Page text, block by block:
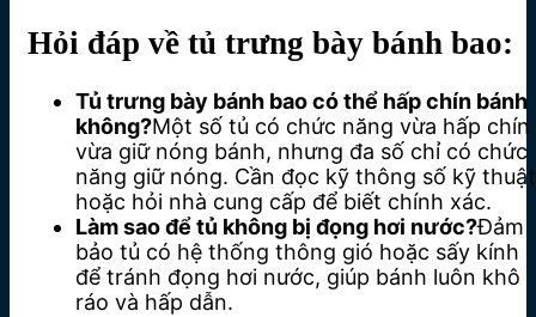
Hỏi đáp về tủ trưng bày bánh bao:
Tủ trưng bày bánh bao có thể hấp chín bánh
không?Một số tủ có chức năng vừa hấp chín
vừa giữ nóng bánh, nhưng đa số chỉ có chức
năng giữ nóng. Cần đọc kỹ thông số kỹ thuật
hoặc hỏi nhà cung cấp để biết chính xác.
Làm sao để tủ không bị đọng hơi nước?Đảm
bảo tủ có hệ thống thông gió hoặc sấy kính
để tránh đọng hơi nước, giúp bánh luôn khô
ráo và hấp dẫn.